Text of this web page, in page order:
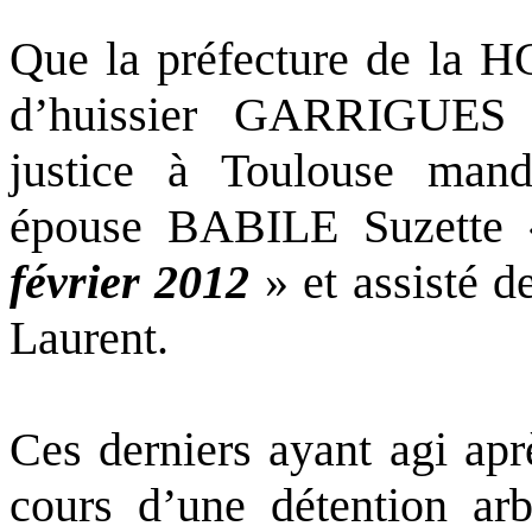
Que la préfecture de la
d’huissier
justice à Toulouse
épouse BABILE
février 2012 » et assisté
Laurent.
Ces derniers ayant agi
cours d’une détention